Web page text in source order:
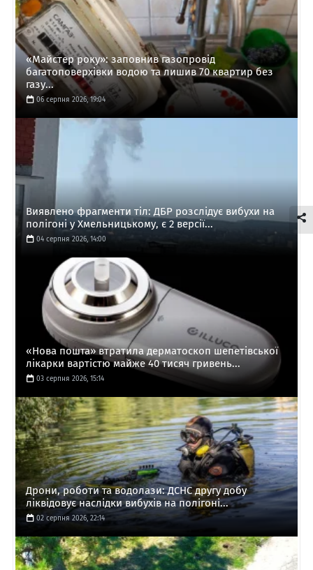
«Майстер року»: заповнив газопровід
багатоповерхівки водою та лишив 70 квартир без
газу...
06 серпня 2026, 19:04
Виявлено фрагменти тіл: ДБР розслідує вибухи на
полігоні у Хмельницькому, є 2 версії...
04 серпня 2026, 14:00
«Нова пошта» втратила дерматоскоп шепетівської
лікарки вартістю майже 40 тисяч гривень...
03 серпня 2026, 15:14
Дрони, роботи та водолази: ДСНС другу добу
ліквідовує наслідки вибухів на полігоні...
02 серпня 2026, 22:14